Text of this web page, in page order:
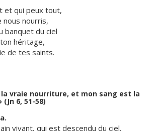
et qui peux tout,
nourris,
banquet du ciel
héritage,
de tes saints.
vraie nourriture, et mon sang est la
6, 51-58)
vivant, qui est descendu du ciel,